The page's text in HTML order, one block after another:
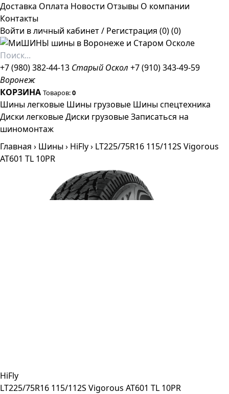
Доставка Оплата Новости Отзывы О компании
Контакты
Войти в личный кабинет/ Регистрация (0)(0)
+7 (980) 382-44-13 Старый Оскол +7 (910) 343-49-59
Воронеж
КОРЗИНА Товаров:0
Шины легковые Шины грузовые Шины спецтехника
Диски легковыеДиски грузовыеЗаписаться на
шиномонтаж
Главная › Шины› HiFly› LT225/75R16 115/112S Vigorous
AT601 TL 10PR
HiFly
LT225/75R16 115/112S Vigorous AT601 TL 10PR